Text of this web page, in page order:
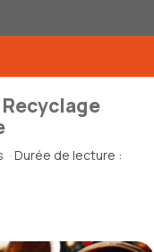
· Durée de lecture :